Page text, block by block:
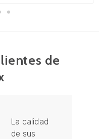
de
La calidad
de sus